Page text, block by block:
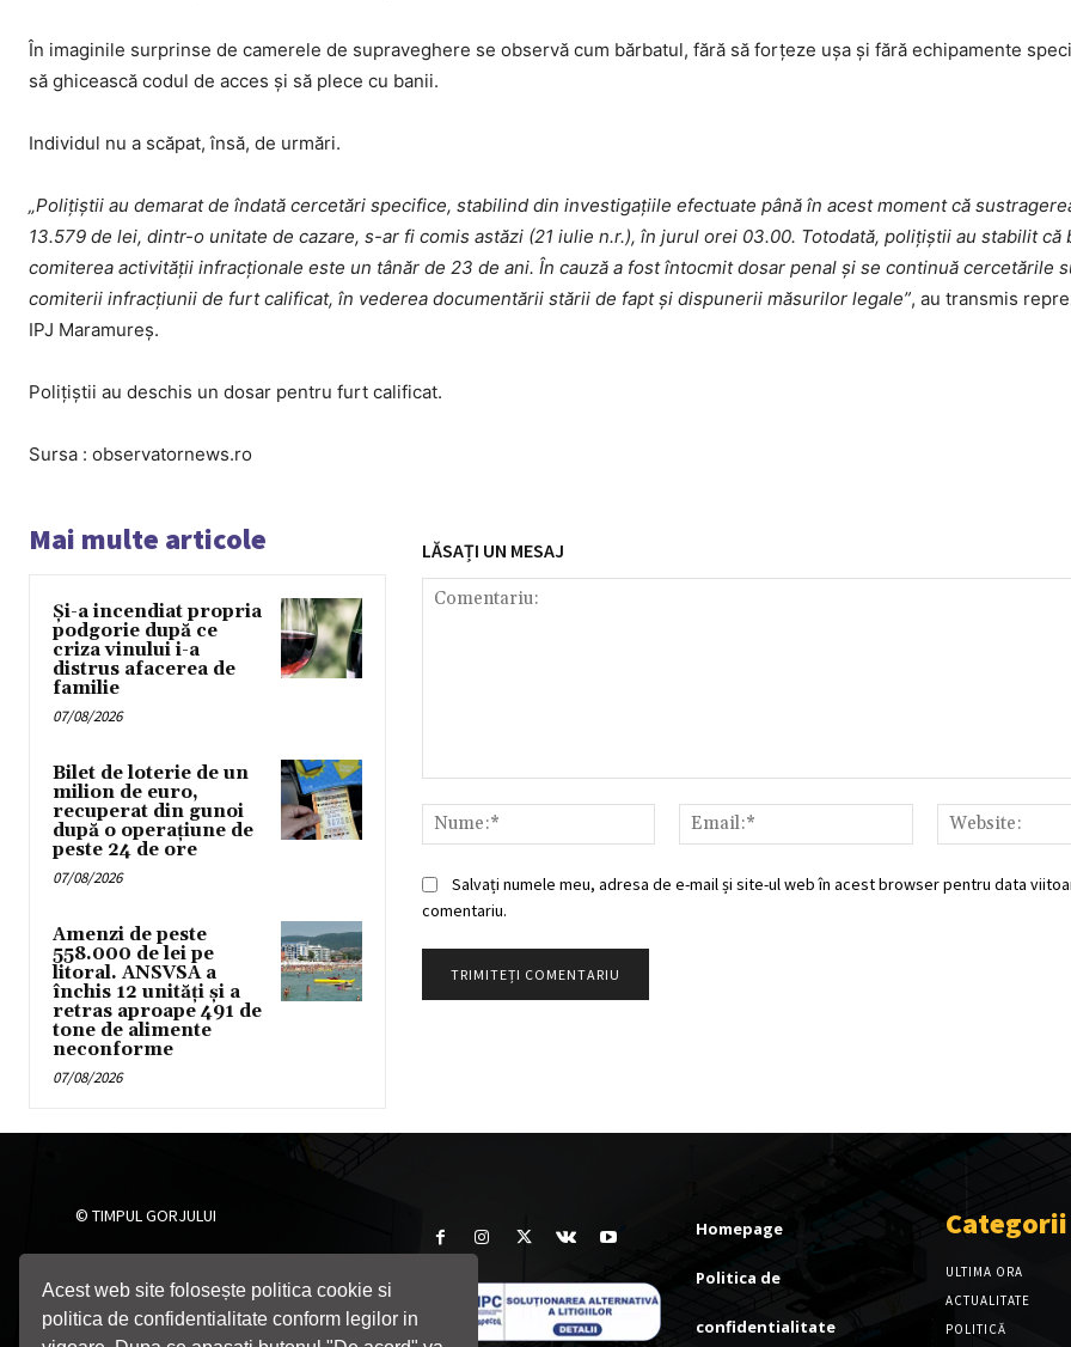
Acest web site folosește politica cookie si
politica de confidentialitate conform legilor in
În imaginile surprinse de camerele de supraveghere se observă cum bărbatul, fără să forţeze uşa şi fără echipamente
să ghicească codul de acces şi să plece cu banii.
Individul nu a scăpat, însă, de urmări.
„Polițiștii au demarat de îndată cercetări specifice, stabilind din investigațiile efectuate până în acest moment că
13.579 de lei, dintr-o unitate de cazare, s-ar fi comis astăzi (21 iulie n.r.), în jurul orei 03.00. Totodată, polițiștii au stabilit că
comiterea activității infracționale este un tânăr de 23 de ani. În cauză a fost întocmit dosar penal și se continuă cercetările
comiterii infracțiunii de furt calificat, în vederea documentării stării de fapt și dispunerii măsurilor legale”, au transmis
IPJ Maramureş.
Poliţiştii au deschis un dosar pentru furt calificat.
Sursa : observatornews.ro
Mai multe articole
Și-a incendiat propria
podgorie după ce
criza vinului i-a
distrus afacerea de
familie
07/08/2026
Bilet de loterie de un
milion de euro,
recuperat din gunoi
după o operațiune de
peste 24 de ore
07/08/2026
Amenzi de peste
558.000 de lei pe
litoral. ANSVSA a
închis 12 unități și a
retras aproape 491 de
tone de alimente
neconforme
07/08/2026
LĂSAȚI UN MESAJ
Nume:*
Email:*
Salvați numele meu, adresa de e-mail și site-ul web în acest browser pentru data
comentariu.
© TIMPUL GORJULUI
SC Timpul Gorjului SRL
Târgu Jiu, Gorj, România
Telefon: 0764705055
Email: timpulgorjului@yahoo.com
Homepage
Politica de
confidentialitate
Categorii
ULTIMA ORA
ACTUALITATE
POLITICĂ